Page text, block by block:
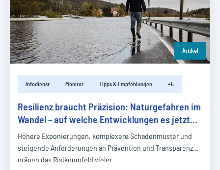
Artikel
Infodienst Monitor Tipps & Empfehlungen +5
Resilienz braucht Präzision: Naturgefahren im
Wandel – auf welche Entwicklungen es jetzt
ankommt
Höhere Exponierungen, komplexere Schadenmuster und
steigende Anforderungen an Prävention und Transparenz
prägen das Risikoumfeld vieler…